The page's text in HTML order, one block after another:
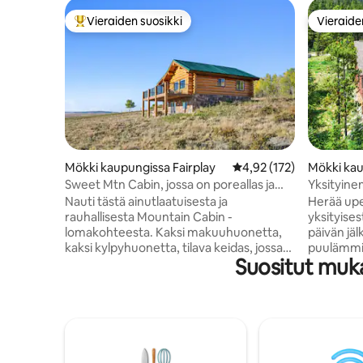
Vieraiden suosikkien parhaimmistoa
Vieraiden suosikki
Mökki kaupungissa Fairplay Keskimääräinen arvio
4,92 (172)
Sweet Mtn Cabin, jossa on poreallas ja
viehättävä näkymä
Nauti tästä ainutlaatuisesta ja
rauhallisesta Mountain Cabin -
lomakohteesta. Kaksi makuuhuonetta,
kaksi kylpyhuonetta, tilava keidas, jossa
on 3 televisiota ja ilmainen wifi. Jos haluat
rentoutua ja nauttia erämaasta, älä etsi
South Parkista, jossa voit kiertää
Mökki
ridge
Herää
päivän
joka
pääsyä
Suositut